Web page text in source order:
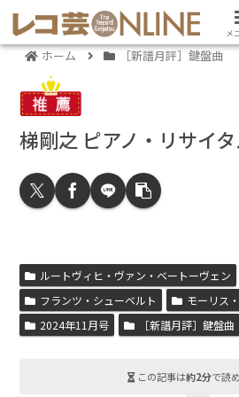
ホーム ［新譜月評］鍵盤曲
梯剛之 ピアノ・リサイ
ルートヴィヒ・ヴァン・ベートーヴェン
フランツ・シューベルト
モーリス
2024年11月号
［新譜月評］鍵盤曲
この記事は約2分で読
メ